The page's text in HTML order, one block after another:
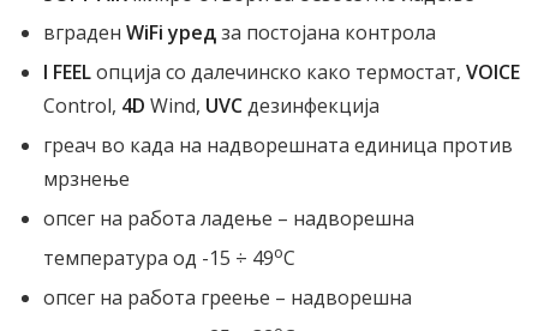
вграден WiFi уредза постојана контрола
I FEELопција со далечинско како термостат, VOICE
Control, 4D Wind, UVCдезинфекција
греач во када на надворешната единица против
мрзнење
опсег на работа ладење – надворешна
температура од -15 ÷ 49oC
опсег на работа греење – надворешна